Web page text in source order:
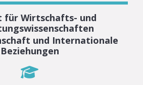
für Wirtschafts- und
und Internationale
Beziehungen